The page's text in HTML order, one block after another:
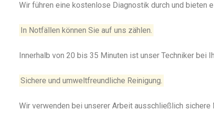
Wir führen eine kostenlose Diagnostik durch und bieten
In Notfällen können Sie auf uns zählen.
Innerhalb von 20 bis 35 Minuten ist unser Techniker bei
Sichere und umweltfreundliche Reinigung.
Wir verwenden bei unserer Arbeit ausschließlich sichere